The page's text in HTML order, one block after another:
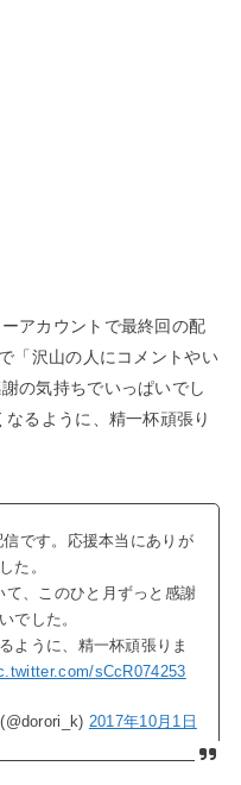
アカウントで最終回の配
「沢山の人にコメントやい
の気持ちでいっぱいでし
るように、精一杯頑張り
です。応援本当にありが
た。
、このひと月ずっと感謝
でした。
ように、精一杯頑張りま
sCcR074253
2017年10月1日